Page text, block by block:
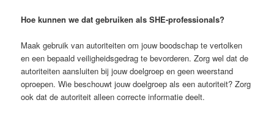
Hoe kunnen we dat gebruiken als SHE-professionals?
Maak gebruik van autoriteiten om jouw boodschap te vertolken
en een bepaald veiligheidsgedrag te bevorderen. Zorg wel dat de
autoriteiten aansluiten bij jouw doelgroep en geen weerstand
oproepen. Wie beschouwt jouw doelgroep als een autoriteit? Zorg
ook dat de autoriteit alleen correcte informatie deelt.